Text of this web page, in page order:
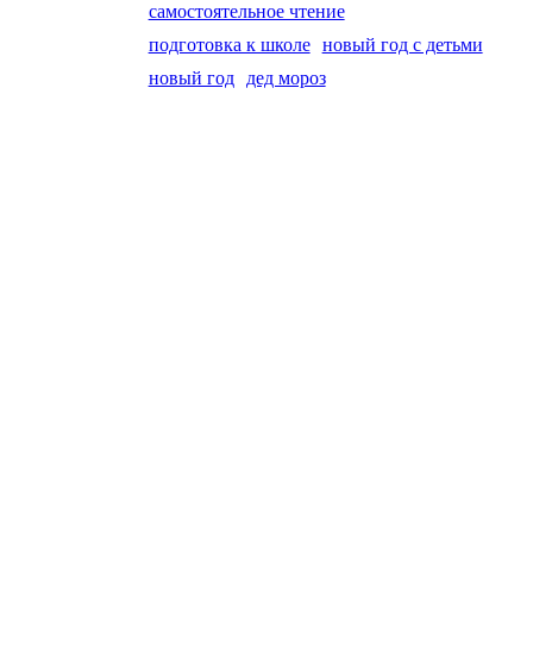
самостоятельное чтение
подготовка к школе
новый год с детьми
новый год
дед мороз